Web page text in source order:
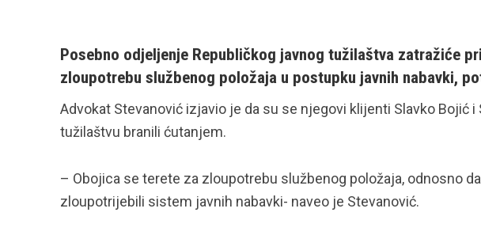
Posebno odjeljenje Republičkog javnog tužilaštva zatražiće
zloupotrebu službenog položaja u postupku javnih nabavki,
Advokat Stevanović izjavio je da su se njegovi klijenti Slavko Bojić
tužilaštvu branili ćutanjem.
– Obojica se terete za zloupotrebu službenog položaja, odnosno
zloupotrijebili sistem javnih nabavki- naveo je Stevanović.